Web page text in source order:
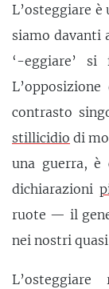
L’osteggiare
siamo davanti
‘-eggiare’
contrasto
stillicidio di
una guerra, è
dichiarazioni
ruote — il
nei nostri quasi